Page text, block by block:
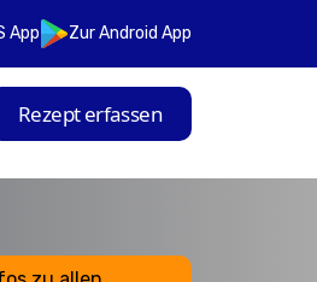
App Zur Android App
Rezept erfassen